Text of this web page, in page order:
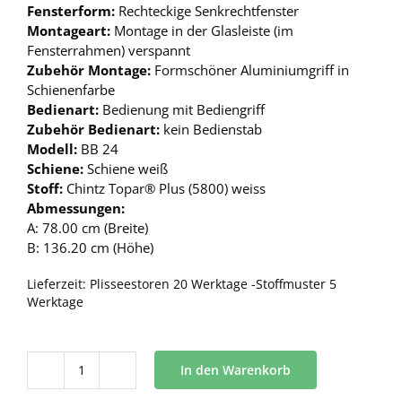
Fensterform: Rechteckige Senkrechtfenster
Montageart: Montage in der Glasleiste (im
Fensterrahmen) verspannt
Zubehör Montage: Formschöner Aluminiumgriff in
Schienenfarbe
Bedienart: Bedienung mit Bediengriff
Zubehör Bedienart: kein Bedienstab
Modell: BB 24
Schiene: Schiene weiß
Stoff: Chintz Topar® Plus (5800) weiss
Abmessungen:
A: 78.00 cm (Breite)
B: 136.20 cm (Höhe)
Lieferzeit: Plisseestoren 20 Werktage -Stoffmuster 5
Werktage
BB
In den Warenkorb